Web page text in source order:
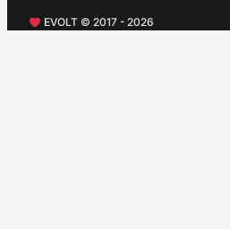
EVOLT © 2017 - 2026